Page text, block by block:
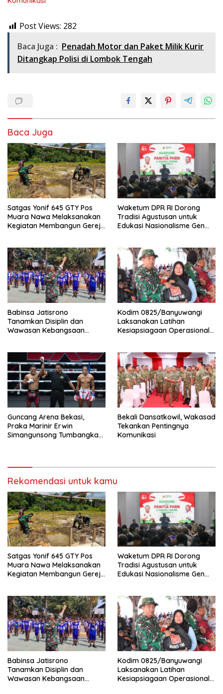
Post Views: 282
Baca Juga : Penadah Motor dan Paket Milik Kurir
Ditangkap Polisi di Lombok Tengah
Baca Juga
Satgas Yonif 645 GTY Pos
Muara Nawa Melaksanakan
Kegiatan Membangun Gereja
Waketum DPR RI Dorong
Tradisi Agustusan untuk
Edukasi Nasionalisme Gen
Babinsa Jatisrono
Tanamkan Disiplin dan
Wawasan Kebangsaan
Kodim 0825/Banyuwangi
Laksanakan Latihan
Kesiapsiagaan Operasional
Guncang Arena Bekasi,
Praka Marinir Erwin
Simangunsong Tumbangkan
Bekali Dansatkowil, Wakasad
Tekankan Pentingnya
Komunikasi
Rekomendasi untuk kamu
Satgas Yonif 645 GTY Pos
Muara Nawa Melaksanakan
Kegiatan Membangun Gereja
Waketum DPR RI Dorong
Tradisi Agustusan untuk
Edukasi Nasionalisme Gen
Babinsa Jatisrono
Tanamkan Disiplin dan
Wawasan Kebangsaan
Kodim 0825/Banyuwangi
Laksanakan Latihan
Kesiapsiagaan Operasional